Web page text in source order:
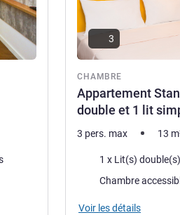
CHAMBRE
Appartement
double et 1 lit
3
3 pers. max 13
Literie
Chambre
Voir les détails